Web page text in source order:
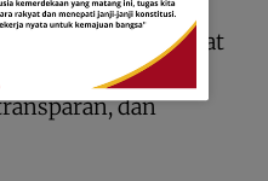
pribadi, dan
yang terhambat
Semua harus
dan